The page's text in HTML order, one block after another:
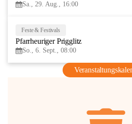
Sa., 29. Aug., 16:00
Feste & Festivals
Pfarrheuriger Prigglitz
So., 6. Sept., 08:00